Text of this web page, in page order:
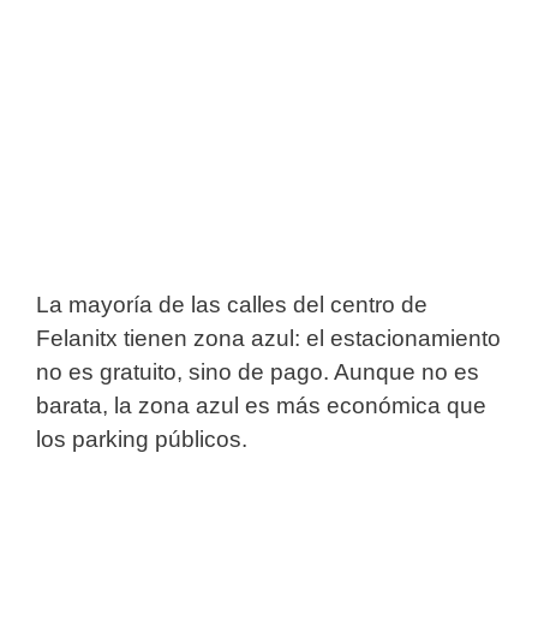
La mayoría de las calles del centro de
Felanitx tienen zona azul: el estacionamiento
no es gratuito, sino de pago. Aunque no es
barata, la zona azul es más económica que
los parking públicos.